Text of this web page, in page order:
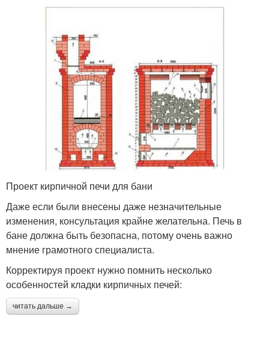
Проект кирпичной печи для бани
Даже если были внесены даже незначительные
изменения, консультация крайне желательна. Печь в
бане должна быть безопасна, потому очень важно
мнение грамотного специалиста.
Корректируя проект нужно помнить несколько
особенностей кладки кирпичных печей:
читать дальше →